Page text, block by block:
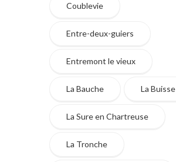
Coublevie
Entre-deux-guiers
Entremont le vieux
La Bauche La Buisse
La Sure en Chartreuse
La Tronche